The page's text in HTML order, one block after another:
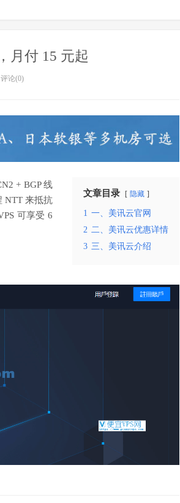
月付 15 元起
评论(0)
文章目录 隐藏
1 一、美讯云官网
2 二、美讯云优惠详情
3 三、美讯云介绍
+ BGP 线
NTT 来抵抗
可享受 6